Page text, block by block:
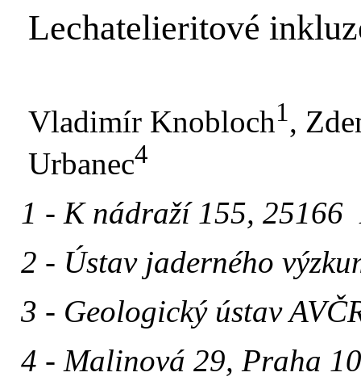
Lechatelieritové
Vladimír Knobloch1,
Urbanec4
1 - K nádraží 155, 25166
2 - Ústav jaderného
3 - Geologický ústav
4 - Malinová 29, Praha 10